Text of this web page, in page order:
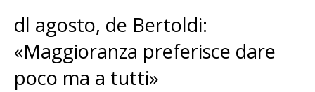
dl agosto, de Bertoldi:
«Maggioranza preferisce dare
poco ma a tutti»